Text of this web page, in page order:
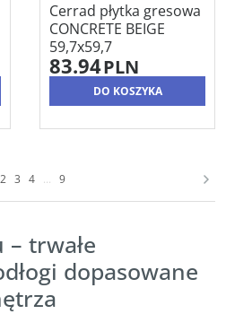
Cerrad płytka gresowa
CONCRETE BEIGE
59,7x59,7
83.94PLN
DO KOSZYKA
2 3 4 ... 9
– trwałe
dopasowane